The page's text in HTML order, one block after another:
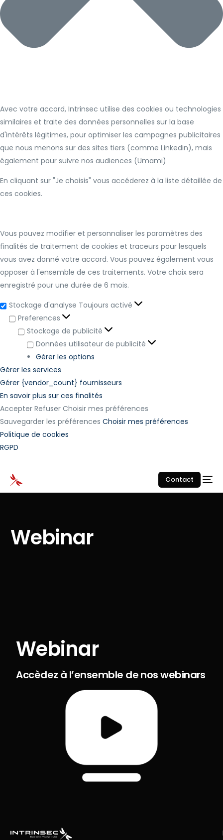
Avec votre accord, Intrinsec utilise des cookies ou technologies
similaires et traite des données personnelles sur la base
d'intérêts légitimes, pour optimiser les campagnes publicitaires
que nous menons sur des sites tiers (comme Linkedin), mais
également pour suivre nos audiences (Umami)
En cliquant sur "Je choisis" vous accéderez à la liste détaillée de
ces cookies.
Vous pouvez modifier et personnaliser les paramètres des
finalités de traitement de cookies et traceurs pour lesquels
vous avez donné votre accord. Vous pouvez également vous
opposer à l'ensemble de ces traitements. Votre choix sera
enregistré pour une durée de 6 mois.
Stockage d'analyse Toujours activé
Preferences
Stockage de publicité
Données utilisateur de publicité
Gérer les options
Gérer les services
Gérer {vendor_count} fournisseurs
En savoir plus sur ces finalités
Accepter Refuser Choisir mes préférences
Sauvegarder les préférences Choisir mes préférences
Politique de cookies
RGPD
Contact
Webinar
Webinar
Accèdez à l’ensemble de nos webinars